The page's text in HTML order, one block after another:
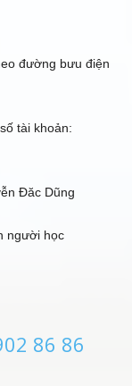
đường bưu điện
tài khoản:
Đăc Dũng
người học
86 86